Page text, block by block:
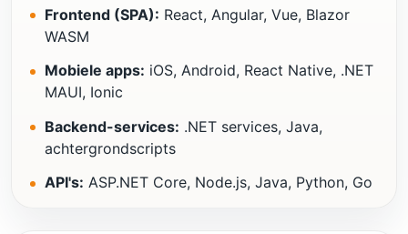
Frontend (SPA): React, Angular, Vue, Blazor
WASM
Mobiele apps: iOS, Android, React Native, .NET
MAUI, Ionic
Backend-services: .NET services, Java,
achtergrondscripts
API's: ASP.NET Core, Node.js, Java, Python, Go